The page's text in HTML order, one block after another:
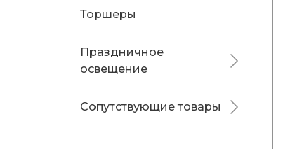
Торшеры
Праздничное
освещение
Сопутствующие товары